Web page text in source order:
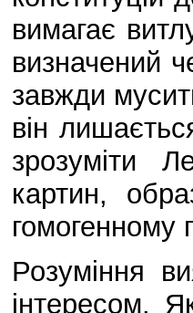
вимагає
визначений
завжди
він
зрозуміти
картин,
гомогенному
Розуміння
інтересом.